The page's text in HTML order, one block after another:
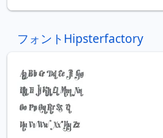
フォントHipsterfactory